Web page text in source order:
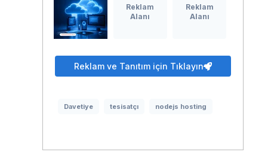
Reklam
Alanı
Reklam
Alanı
Reklam ve Tanıtım için Tıklayın
Davetiye tesisatçı nodejs hosting